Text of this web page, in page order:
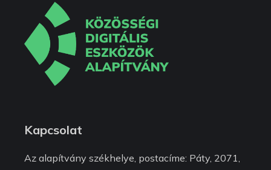
Kapcsolat
Az alapítvány székhelye, postacíme: Páty, 2071,